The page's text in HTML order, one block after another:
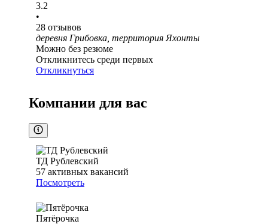
3.2
•
28 отзывов
деревня Грибовка, территория Яхонты
Можно без резюме
Откликнитесь среди первых
Откликнуться
Компании для вас
ТД Рублевский
57 активных вакансий
Посмотреть
Пятёрочка